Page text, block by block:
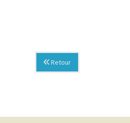
Retour